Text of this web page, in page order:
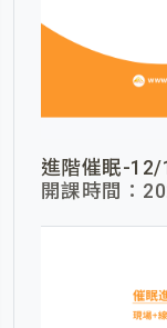
進階催眠-12/
開課時間：